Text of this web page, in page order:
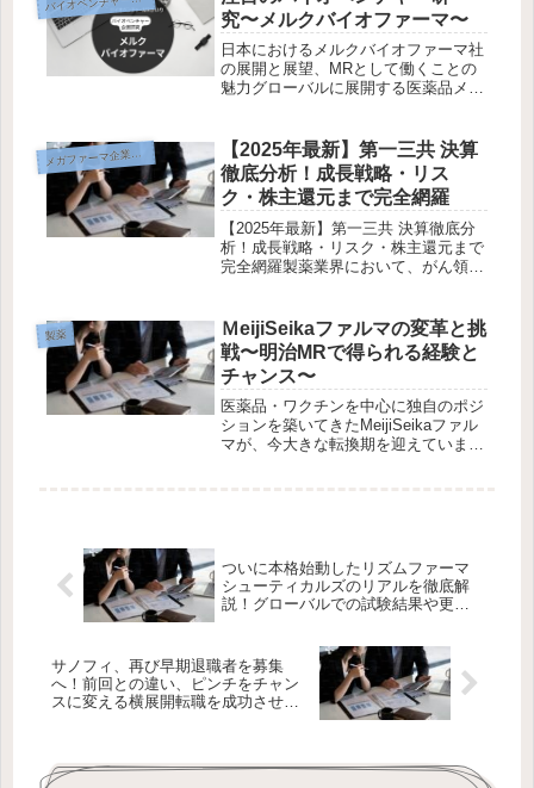
ネカ」です。2024年には国内売上高で
堂々...
究〜メルクバイオファーマ〜
日本におけるメルクバイオファーマ社
の展開と展望、MRとして働くことの
魅力グローバルに展開する医薬品メー
品群で知られています。本記事では、
同社の最近の業績や評価、開発パイプ
ラ...
メ
ガファーマ企業研究
【2025年最新】第一三共 決算
徹底分析！成長戦略・リス
ク・株主還元まで完全網羅
【2025年最新】第一三共 決算徹底分
析！成長戦略・リスク・株主還元まで
完全網羅製薬業界において、がん領域
後の成長戦略を深掘りし、株主・投資
家にとっての期待とリスクを徹底分...
製薬
ＭeijiSeikaファルマの変革と挑
戦〜明治MRで得られる経験と
チャンス〜
医薬品・ワクチンを中心に独自のポジ
ションを築いてきたMeijiSeikaファル
マが、今大きな転換期を迎えていま
ついに本格始動したリズムファーマ
シューティカルズのリアルを徹底解
説！グローバルでの試験結果や更な
サノフィ、再び早期退職者を募集
へ！前回との違い、ピンチをチャン
スに変える横展開転職を成功させる